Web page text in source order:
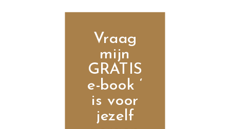
Vraag
mijn
GRATIS
e-book ‘
is voor
jezelf